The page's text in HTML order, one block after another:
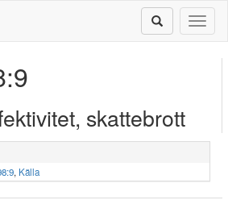
skattebrott
, Källa